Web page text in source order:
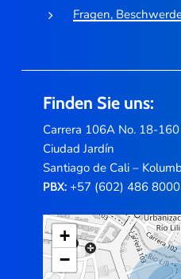
Fragen,
Finden Sie uns:
Carrera 106A No. 18-160
Ciudad Jardín
Santiago de Cali –
PBX:+57 (602) 486 8000
+
−